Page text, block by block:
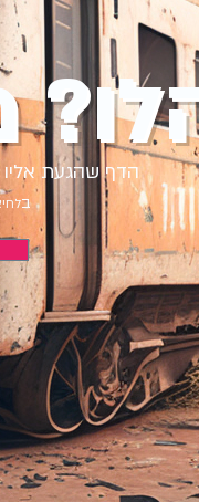
הדף שהגעת
ב